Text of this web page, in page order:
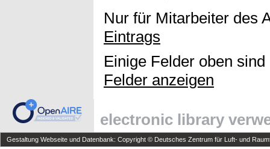
Nur für Mitarbeiter des
Eintrags
Einige Felder oben
Felder anzeigen
electronic library
Gestaltung Webseite und Datenbank: Copyright © Deutsches Zentrum für Luft- und